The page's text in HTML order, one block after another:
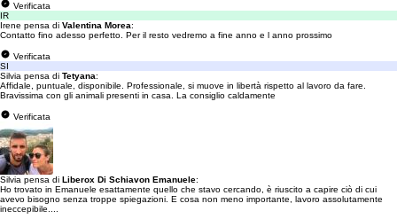
Verificata
IR
Irene pensa di Valentina Morea:
Contatto fino adesso perfetto. Per il resto vedremo a fine anno e l anno prossimo
Verificata
SI
Silvia pensa di Tetyana:
Affidale, puntuale, disponibile. Professionale, si muove in libertà rispetto al lavoro da fare.
Bravissima con gli animali presenti in casa. La consiglio caldamente
Verificata
Silvia pensa di Liberox Di Schiavon Emanuele:
Ho trovato in Emanuele esattamente quello che stavo cercando, è riuscito a capire ciò di cui
avevo bisogno senza troppe spiegazioni. E cosa non meno importante, lavoro assolutamente
ineccepibile....